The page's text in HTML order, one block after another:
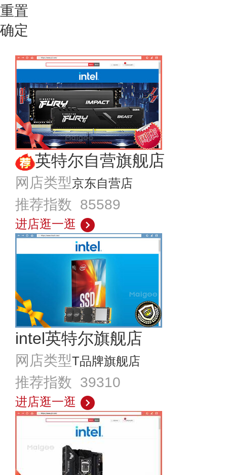
重置
确定
英特尔自营旗舰店
网店类型京东自营店
推荐指数 85589
进店逛一逛
intel英特尔旗舰店
网店类型T品牌旗舰店
推荐指数 39310
进店逛一逛